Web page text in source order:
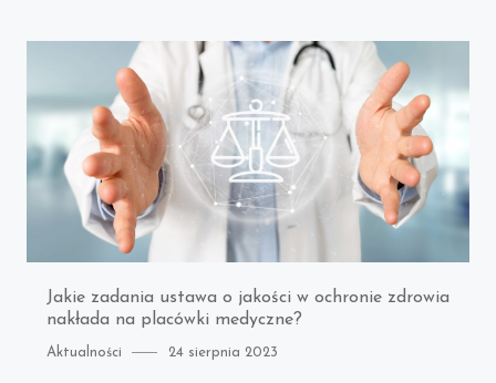
Jakie zadania ustawa o jakości w ochronie zdrowia
nakłada na placówki medyczne?
Category
Aktualności
Posted
24 sierpnia 2023